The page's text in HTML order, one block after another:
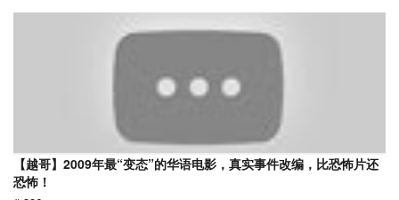
【越哥】2009年最“变态”的华语电影，真实事件改编，比恐怖片还
恐怖！